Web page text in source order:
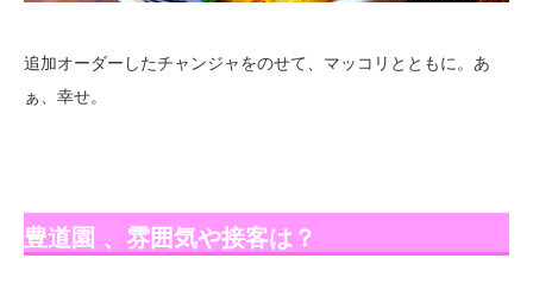
追加オーダーしたチャンジャをのせて、マッコリとともに。あ
ぁ、幸せ。
豊道園 、雰囲気や接客は？